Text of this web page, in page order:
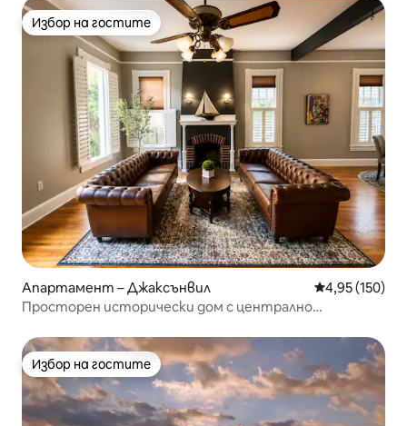
Избор на гостите
Избор на гостите
Апартамент – Джаксънвил Средна
4,95 (150)
Просторен исторически дом с централно
Избор на гостите
Избор на гостите